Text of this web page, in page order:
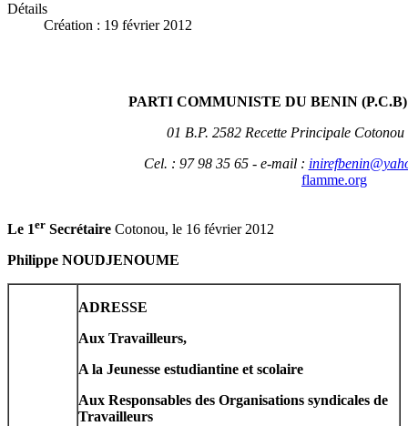
Détails
Création : 19 février 2012
PARTI COMMUNISTE DU BENIN (P.C.B)
01 B.P. 2582 Recette Principale
Cel. : 97 98 35 65 - e-mail :
flamme.org
Le 1er Secrétaire Cotonou, le 16 février 2012
Philippe NOUDJENOUME
ADRESSE
Aux Travailleurs,
A la Jeunesse estudiantine et scolaire
Aux Responsables des Organisations syndicales de
Travailleurs